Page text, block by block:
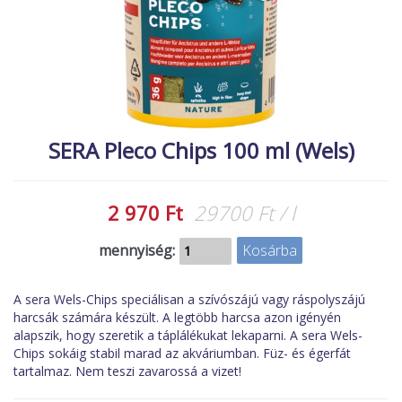
ÉLŐ ÉDESVÍZI
ÉLŐ TENGERI
NÖVÉNYEK
EXTRA AKCIÓK
SERA Pleco Chips 100 ml (Wels)
2 970 Ft 29700 Ft / l
mennyiség:
A sera Wels-Chips speciálisan a szívószájú vagy ráspolyszájú
harcsák számára készült. A legtöbb harcsa azon igényén
alapszik, hogy szeretik a táplálékukat lekaparni. A sera Wels-
Chips sokáig stabil marad az akváriumban. Füz- és égerfát
tartalmaz. Nem teszi zavarossá a vizet!